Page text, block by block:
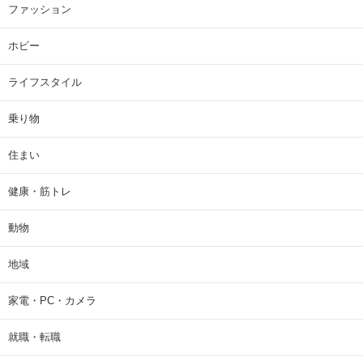
ファッション
ホビー
ライフスタイル
乗り物
住まい
健康・筋トレ
動物
地域
家電・PC・カメラ
就職・転職